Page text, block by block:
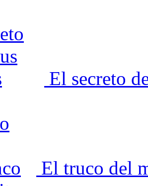
El secreto
El truco del